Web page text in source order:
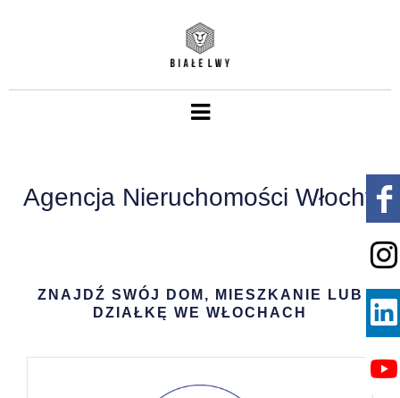
Agencja Nieruchomości Włochy
ZNAJDŹ SWÓJ DOM, MIESZKANIE LUB
DZIAŁKĘ WE WŁOCHACH